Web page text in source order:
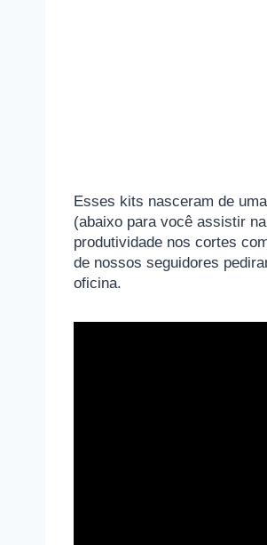
Esses kits nasceram de
(abaixo para você assistir
produtividade nos cortes
de nossos seguidores
oficina.